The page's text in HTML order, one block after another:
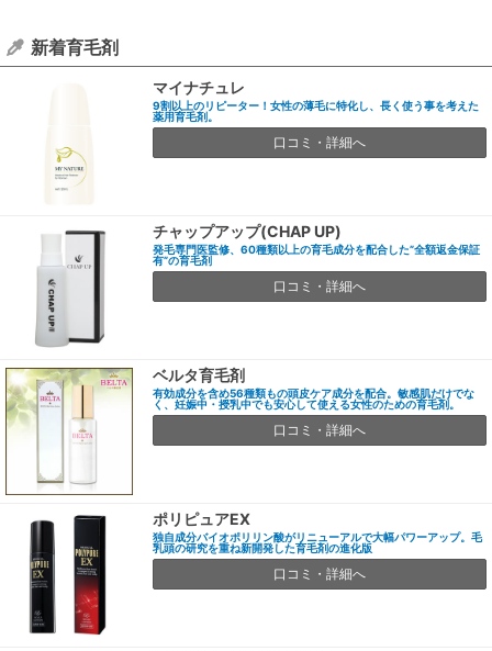
新着育毛剤
マイナチュレ
9割以上のリピーター！女性の薄毛に特化し、長く使う事を考えた
薬用育毛剤。
口コミ・詳細へ
チャップアップ(CHAP UP)
発毛専門医監修、60種類以上の育毛成分を配合した”全額返金保証
有”の育毛剤
口コミ・詳細へ
ベルタ育毛剤
有効成分を含め56種類もの頭皮ケア成分を配合。敏感肌だけでな
く、妊娠中・授乳中でも安心して使える女性のための育毛剤。
口コミ・詳細へ
ポリピュアEX
独自成分バイオポリリン酸がリニューアルで大幅パワーアップ。毛
乳頭の研究を重ね新開発した育毛剤の進化版
口コミ・詳細へ